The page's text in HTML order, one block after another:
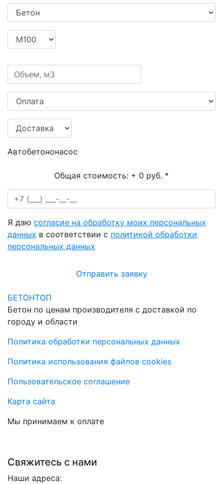
Автобетононасос
Общая стоимость: + 0 руб. *
Я даю согласие на обработку моих персональных
данных в соответствии с политикой обработки
персональных данных
Отправить заявку
БЕТОНТОП
Бетон по ценам производителя с доставкой по
городу и области
Политика обработки персональных данных
Политика использования файлов cookies
Пользовательское соглашение
Карта сайта
Мы принимаем к оплате
Свяжитесь с нами
Наши адреса: